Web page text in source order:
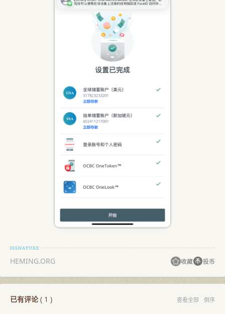
HEMING.ORG 收藏 投币
已有评论( 1 ) 查看全部 倒序